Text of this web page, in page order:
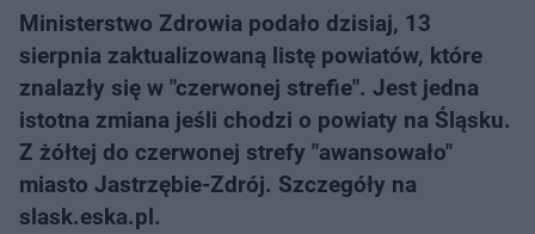
Ministerstwo Zdrowia podało dzisiaj, 13
sierpnia zaktualizowaną listę powiatów, które
znalazły się w "czerwonej strefie". Jest jedna
istotna zmiana jeśli chodzi o powiaty na Śląsku.
Z żółtej do czerwonej strefy "awansowało"
miasto Jastrzębie-Zdrój. Szczegóły na
slask.eska.pl.